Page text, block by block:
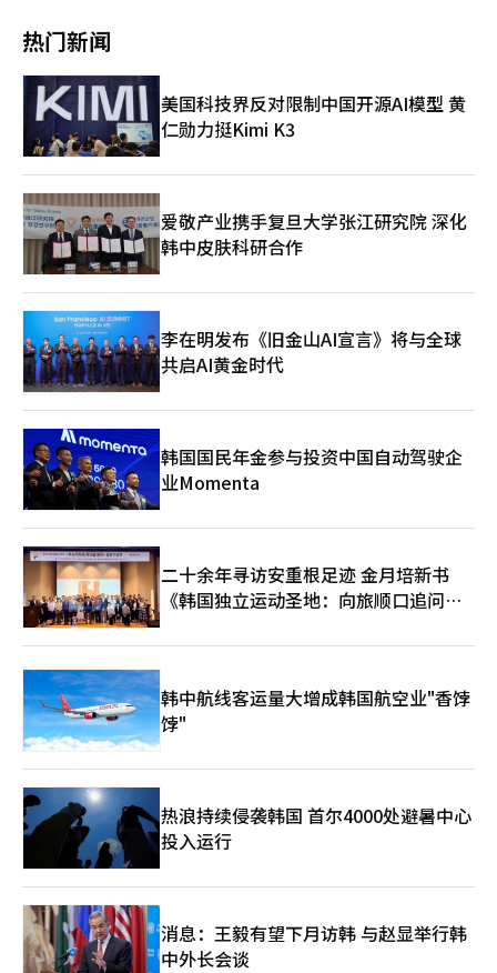
忧也被提出。批评指出，合作社的决策应遵循会员的意愿，但这无
自主活动。农协工会计划进一步提升与政府的斗争力度。工会将继
续与朝野政治界沟通，并与韩国劳动总联合会及金融工会等上级组
织合作，推动与国土交通部的会谈。针对政府的地方迁移推进动
向，工会也在考虑进行总罢工。特别是，农协工会将加强与其上级
组织金融工会的联合。金融工会在最近的行业中央谈判结束后，决
定将原本由部分分会主导的地方迁移联合应对工作组（TF）扩大
为“全力斗争总部”，并与工资和集体谈判斗争相结合。农协工会
和金融工会计划在下个月继续举行反对地方迁移的联合集会。※
本报道经人工智能（AI）系统翻译与编辑。
解决方案开发及验证系统的建设等。 平台建成后，农业从业者无
论经营规模或数字化能力如何，都能使用基于AI的农业服务。项目
旨在将从栽培管理到生产、流通的全过程转型为数据驱动，以提高
生产力和经营效率。 全南光州特别市计划将国家农业AX平台与将
在无安建设的全球商务中心、验证中心、AI基础生长支持数据中心
等所谓的“农业AX三种基础设施”相结合，培育成为韩国农业数
据中心和农业AX创新的核心。 为此，市政府将在年内通过公私共
同出资设立特殊目的公司（SPC），并正式启动平台的建设和运
营。SPC将全面负责AI农业模型开发、基于先进农业机械的农作业
服务、智能农场运营等项目。 郑元镇 全南光州特别市粮食园艺科
科长表示：“国家农业AX平台是基于AI和数据的核心项目，将决定
韩国农业的未来竞争力。我们将有机结合以无安为中心的农业AX
三种基础设施和平台，推动农业从业者的收入增加以及地区农业产
系统”，连接技术验证、高质量农业数据的生产与标准化、商业化
及海外拓展，力争成为引领韩国未来先进农业的核心。 值得注意
的是，此次项目不仅仅是简单的智能农场建设，而是将AI技术、数
据、流通、研发和商业化整合为一个国家级农业创新项目。若无安
成为农业AX的核心基地，预计将带来先进农业技术验证、相关企
业引进及农业专业人才培养等产业扩展效应。
热门新闻
美国科技界反对限制中国开源AI模型 黄
仁勋力挺Kimi K3
爱敬产业携手复旦大学张江研究院 深化
韩中皮肤科研合作
李在明发布《旧金山AI宣言》将与全球
共启AI黄金时代
韩国国民年金参与投资中国自动驾驶企
业Momenta
二十余年寻访安重根足迹 金月培新书
《韩国独立运动圣地：向旅顺口追问历
韩中航线客运量大增成韩国航空业"香饽
饽"
热浪持续侵袭韩国 首尔4000处避暑中心
投入运行
消息：王毅有望下月访韩 与赵显举行韩
中外长会谈